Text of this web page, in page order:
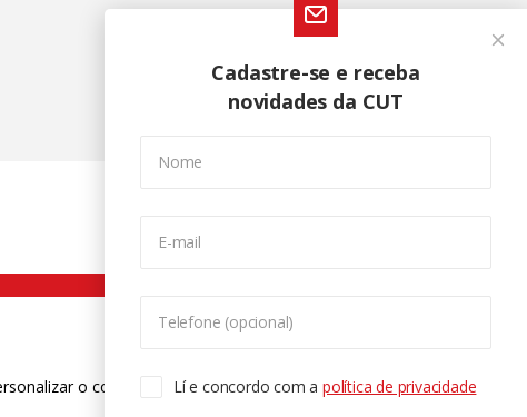
Cadastre-se e receba
novidades da CUT
Nome
E-mail
Telefone (opcional)
Lí e concordo com apolítica de privacidade
o conteúdo. Para saber mais